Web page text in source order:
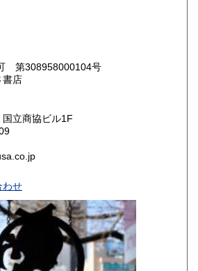
990円
990円
円 広島県
円 徳島県
1,150円 愛媛県
第308958000104号
店
立商協ビル1F
わせ